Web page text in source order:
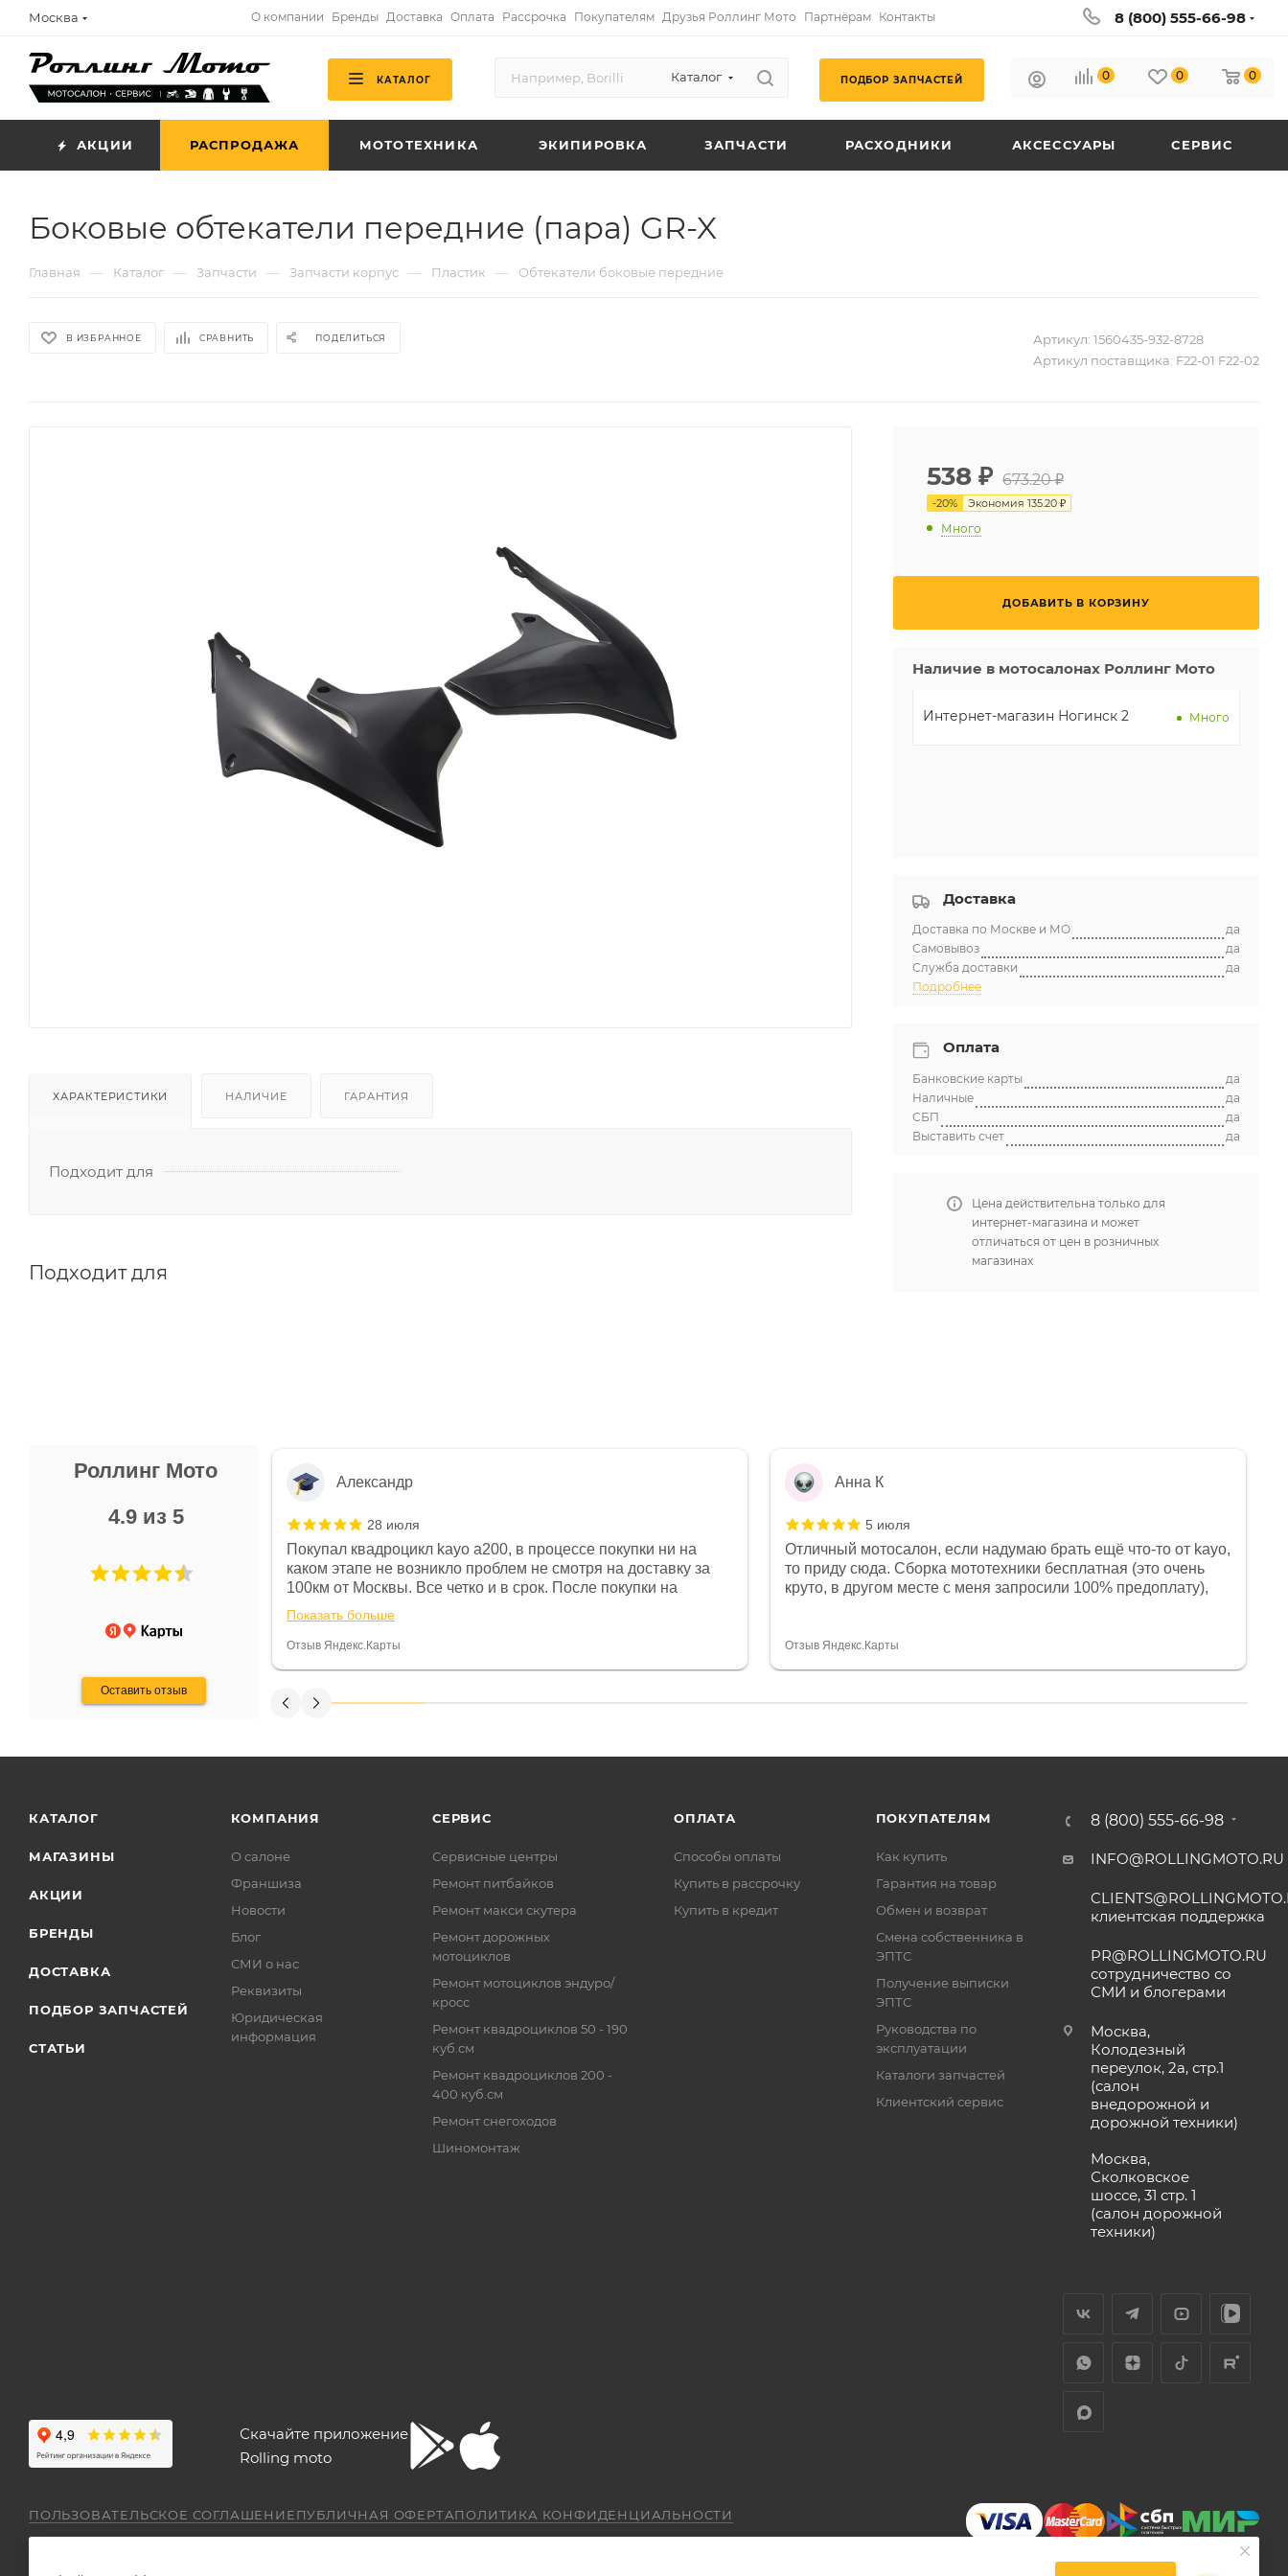
Москва О компании Бренды Доставка Оплата Рассрочка Покупателям Друзья Роллинг Мото Партнёрам Контакты 8 (800) 555-66-98
КАТАЛОГ Каталог ПОДБОР ЗАПЧАСТЕЙ 0 0 0
АКЦИИ РАСПРОДАЖА МОТОТЕХНИКА ЭКИПИРОВКА ЗАПЧАСТИ РАСХОДНИКИ АКСЕССУАРЫ СЕРВИС
Боковые обтекатели передние (пара) GR-X
Главная — Каталог — Запчасти — Запчасти корпус — Пластик — Обтекатели боковые передние
В ИЗБРАННОЕ СРАВНИТЬ ПОДЕЛИТЬСЯ Артикул: 1560435-932-8728
Артикул поставщика: F22-01 F22-02
ХАРАКТЕРИСТИКИ НАЛИЧИЕ ГАРАНТИЯ
Подходит для
Подходит для
538 ₽ 673.20 ₽
-20% Экономия 135.20 ₽
Много
ДОБАВИТЬ В КОРЗИНУ
Наличие в мотосалонах Роллинг Мото
Интернет-магазин Ногинск 2 Много
Доставка
Доставка по Москве и МО
да
Самовывоз
да
Служба доставки
да
Подробнее
Оплата
Банковские карты
да
Наличные
да
СБП
да
Выставить счет
да
Цена действительна только для
интернет-магазина и может
отличаться от цен в розничных
магазинах
Роллинг Мото
4.9 из 5
Оставить отзыв
Не понравились условия
и дают только на год)
Александр
28 июля
Покупал квадроцикл kayo a200, в процессе покупки ни на
каком этапе не возникло проблем не смотря на доставку за
100км от Москвы. Все четко и в срок. После покупки на
спидометре всегда был 0, при этом представители магазина
постоянно были на связи и в итоге проблема была решена.
Считаю, что это говорит о небезразличии к клиенту после
Показать больше
Отзыв Яндекс.Карты
Анна К
5 июля
Отличный мотосалон, если надумаю брать ещё что-то от kayo,
то приду сюда. Сборка мототехники бесплатная (это очень
круто, в другом месте с меня запросили 100% предоплату),
спасибо отдельное, всегда на связи, очень детально всё
Отзыв Яндекс.Карты
КАТАЛОГ
МАГАЗИНЫ
АКЦИИ
БРЕНДЫ
ДОСТАВКА
ПОДБОР ЗАПЧАСТЕЙ
СТАТЬИ
КОМПАНИЯ
О салоне
Франшиза
Новости
Блог
СМИ о нас
Реквизиты
Юридическая
информация
СЕРВИС
Сервисные центры
Ремонт питбайков
Ремонт макси скутера
Ремонт дорожных
мотоциклов
Ремонт мотоциклов эндуро/
кросс
Ремонт квадроциклов 50 - 190
куб.см
Ремонт квадроциклов 200 -
400 куб.см
Ремонт снегоходов
Шиномонтаж
ОПЛАТА
Способы оплаты
Купить в рассрочку
Купить в кредит
ПОКУПАТЕЛЯМ
Как купить
Гарантия на товар
Обмен и возврат
Смена собственника в
ЭПТС
Получение выписки
ЭПТС
Руководства по
эксплуатации
Каталоги запчастей
Клиентский сервис
8 (800) 555-66-98
INFO@ROLLINGMOTO.RU
клиентская поддержка
PR@ROLLINGMOTO.RU
сотрудничество со
СМИ и блогерами
Москва,
Колодезный
переулок, 2а, стр.1
(салон
внедорожной и
дорожной техники)
Москва,
Сколковское
шоссе, 31 стр. 1
(салон дорожной
техники)
Скачайте приложение
Rolling moto
ПОЛЬЗОВАТЕЛЬСКОЕ СОГЛАШЕНИЕПУБЛИЧНАЯ ОФЕРТАПОЛИТИКА КОНФИДЕНЦИАЛЬНОСТИ